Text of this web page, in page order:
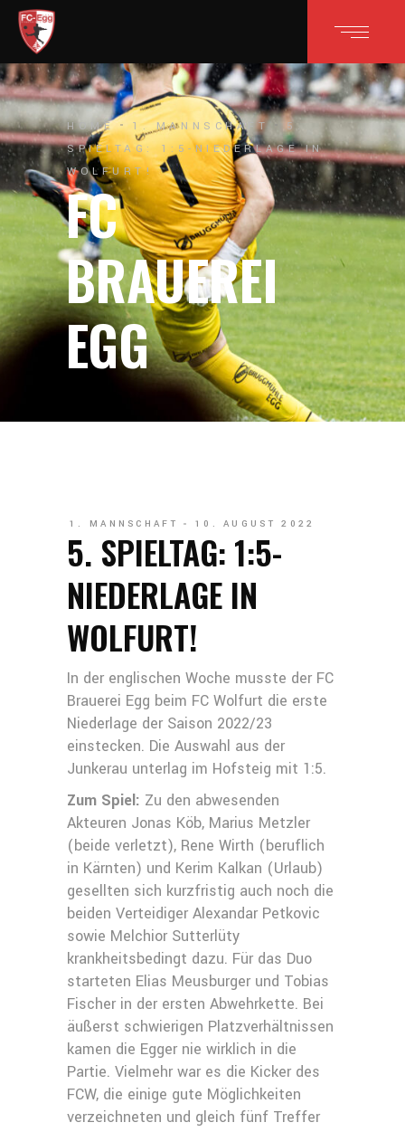
HOME 1. MANNSCHAFT
5.
SPIELTAG: 1:5-NIEDERLAGE IN
WOLFURT!
FC
BRAUEREI
EGG
1. MANNSCHAFT 10. AUGUST 2022
5. SPIELTAG: 1:5-
NIEDERLAGE IN
WOLFURT!
In der englischen Woche musste der FC
Brauerei Egg beim FC Wolfurt die erste
Niederlage der Saison 2022/23
einstecken. Die Auswahl aus der
Junkerau unterlag im Hofsteig mit 1:5.
Zum Spiel: Zu den abwesenden
Akteuren Jonas Köb, Marius Metzler
(beide verletzt), Rene Wirth (beruflich
in Kärnten) und Kerim Kalkan (Urlaub)
gesellten sich kurzfristig auch noch die
beiden Verteidiger Alexandar Petkovic
sowie Melchior Sutterlüty
krankheitsbedingt dazu. Für das Duo
starteten Elias Meusburger und Tobias
Fischer in der ersten Abwehrkette. Bei
äußerst schwierigen Platzverhältnissen
kamen die Egger nie wirklich in die
Partie. Vielmehr war es die Kicker des
FCW, die einige gute Möglichkeiten
verzeichneten und gleich fünf Treffer